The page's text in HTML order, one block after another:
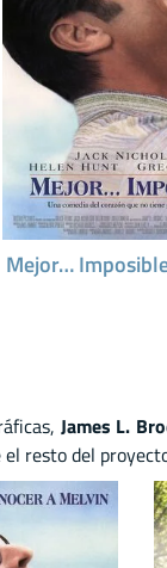
Mejor…
James L.
resto del